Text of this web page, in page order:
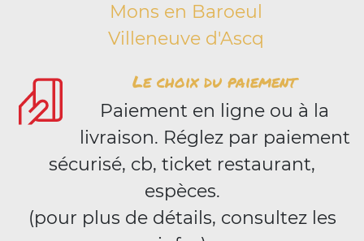
Mons en Baroeul
Villeneuve d'Ascq
Le choix du paiement
Paiement en ligne ou à la
livraison. Réglez par paiement
sécurisé, cb, ticket restaurant,
espèces.
(pour plus de détails, consultez les